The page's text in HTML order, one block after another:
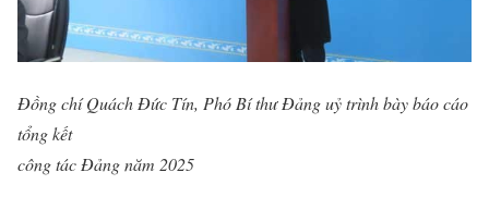
Đồng chí Quách Đức Tín, Phó Bí thư Đảng uỷ trình bày báo cáo
tổng kết
công tác Đảng năm 2025